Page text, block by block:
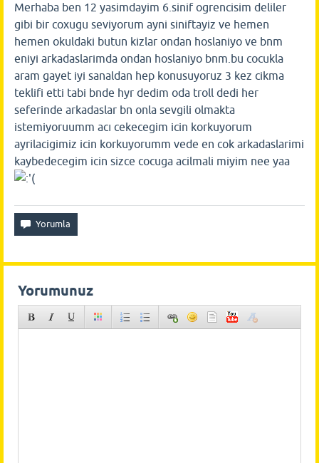
Merhaba ben 12 yasimdayim 6.sinif ogrencisim deliler
gibi bir coxugu seviyorum ayni siniftayiz ve hemen
hemen okuldaki butun kizlar ondan hoslaniyo ve bnm
eniyi arkadaslarimda ondan hoslaniyo bnm.bu cocukla
aram gayet iyi sanaldan hep konusuyoruz 3 kez cikma
teklifi etti tabi bnde hyr dedim oda troll dedi her
seferinde arkadaslar bn onla sevgili olmakta
istemiyoruumm acı cekecegim icin korkuyorum
ayrilacigimiz icin korkuyorumm vede en cok arkadaslarimi
kaybedecegim icin sizce cocuga acilmali miyim nee yaa
Yorumunuz